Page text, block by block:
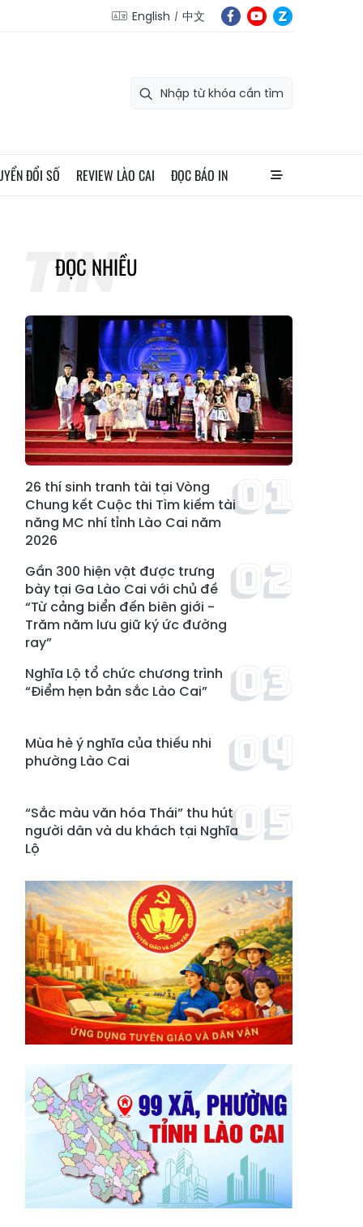
English 中文
ĐỔI SỐ REVIEW LÀO CAI ĐỌC BÁO IN
ĐỌC NHIỀU
26 thí sinh tranh tài tại Vòng
Chung kết Cuộc thi Tìm kiếm tài
năng MC nhí tỉnh Lào Cai năm
2026
Gần 300 hiện vật được trưng
bày tại Ga Lào Cai với chủ đề
“Từ cảng biển đến biên giới -
Trăm năm lưu giữ ký ức đường
ray”
Nghĩa Lộ tổ chức chương trình
“Điểm hẹn bản sắc Lào Cai”
Mùa hè ý nghĩa của thiếu nhi
phường Lào Cai
“Sắc màu văn hóa Thái” thu hút
người dân và du khách tại Nghĩa
Lộ